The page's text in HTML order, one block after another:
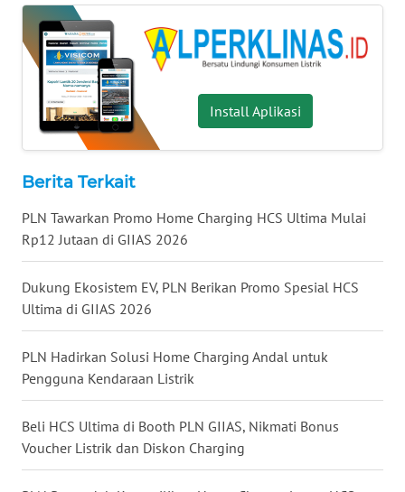
Install Aplikasi
Berita Terkait
PLN Tawarkan Promo Home Charging HCS Ultima Mulai
Rp12 Jutaan di GIIAS 2026
Dukung Ekosistem EV, PLN Berikan Promo Spesial HCS
Ultima di GIIAS 2026
PLN Hadirkan Solusi Home Charging Andal untuk
Pengguna Kendaraan Listrik
Beli HCS Ultima di Booth PLN GIIAS, Nikmati Bonus
Voucher Listrik dan Diskon Charging
SUMBAR
WN
SUMSEL
WN
BENGKULU
LAMPUNG
WN
JATENG
WN
NUSANTARA
WN
JOGJA
WN